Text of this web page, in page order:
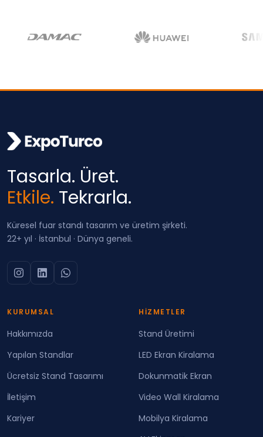
Tasarla. Üret.
Etkile. Tekrarla.
Küresel fuar standı tasarım ve üretim şirketi.
22+ yıl · İstanbul · Dünya geneli.
KURUMSAL
Hakkımızda
Yapılan Standlar
Ücretsiz Stand Tasarımı
İletişim
Kariyer
HIZMETLER
Stand Üretimi
LED Ekran Kiralama
Dokunmatik Ekran
Video Wall Kiralama
Mobilya Kiralama